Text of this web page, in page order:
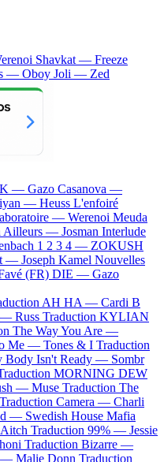
Shavkat — Freeze
— Oboy Joli — Zed
— Gazo Casanova —
— Heuss L'enfoiré
— Werenoi Meuda
Ailleurs — Josman Interlude
1 2 3 4 — ZOKUSH
— Joseph Kamel Nouvelles
(FR) DIE — Gazo
AH HA — Cardi B
— Russ Traduction KYLIAN
The Way You Are —
Me — Tones & I Traduction
Body Isn't Ready — Sombr
MORNING DEW
— Muse Traduction The
Traduction Camera — Charli
— Swedish House Mafia
Aitch Traduction 99% — Jessie
Traduction Bizarre —
— Malie Donn Traduction